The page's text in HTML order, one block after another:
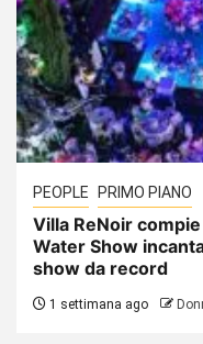
PEOPLE PRIMO PIANO
Villa ReNoir
Water Show
show da record
1 settimana ago